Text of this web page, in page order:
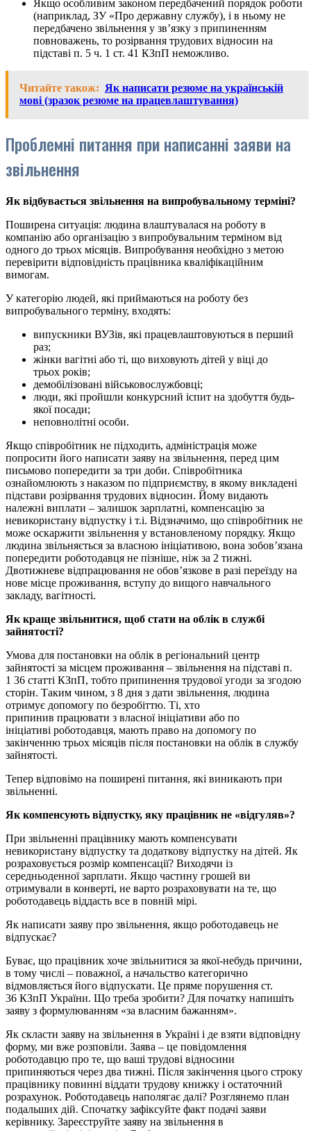
Якщо особливим законом передбачений порядок роботи
(наприклад, ЗУ «Про державну службу), і в ньому не
передбачено звільнення у зв’язку з припиненням
повноважень, то розірвання трудових відносин на
підставі п. 5 ч. 1 ст. 41 КЗпП неможливо.
Читайте також: Як написати резюме на українській
мові (зразок резюме на працевлаштування)
Проблемні питання при написанні заяви на
звільнення
Як відбувається звільнення на випробувальному терміні?
Поширена ситуація: людина влаштувалася на роботу в
компанію або організацію з випробувальним терміном від
одного до трьох місяців. Випробування необхідно з метою
перевірити відповідність працівника кваліфікаційним
вимогам.
У категорію людей, які приймаються на роботу без
випробувального терміну, входять:
випускники ВУЗів, які працевлаштовуються в перший
раз;
жінки вагітні або ті, що виховують дітей у віці до
трьох років;
демобілізовані військовослужбовці;
люди, які пройшли конкурсний іспит на здобуття будь-
якої посади;
неповнолітні особи.
Якщо співробітник не підходить, адміністрація може
попросити його написати заяву на звільнення, перед цим
письмово попередити за три доби. Співробітника
ознайомлюють з наказом по підприємству, в якому викладені
підстави розірвання трудових відносин. Йому видають
належні виплати – залишок зарплатні, компенсацію за
невикористану відпустку і т.і. Відзначимо, що співробітник не
може оскаржити звільнення у встановленому порядку. Якщо
людина звільняється за власною ініціативою, вона зобов’язана
попередити роботодавця не пізніше, ніж за 2 тижні.
Двотижневе відпрацювання не обов’язкове в разі переїзду на
нове місце проживання, вступу до вищого навчального
закладу, вагітності.
Як краще звільнитися, щоб стати на облік в службі
зайнятості?
Умова для постановки на облік в регіональний центр
зайнятості за місцем проживання – звільнення на підставі п.
1 36 статті КЗпП, тобто припинення трудової угоди за згодою
сторін. Таким чином, з 8 дня з дати звільнення, людина
отримує допомогу по безробіттю. Ті, хто
припинив працювати з власної ініціативи або по
ініціативі роботодавця, мають право на допомогу по
закінченню трьох місяців після постановки на облік в службу
зайнятості.
Тепер відповімо на поширені питання, які виникають при
звільненні.
Як компенсують відпустку, яку працівник не «відгуляв»?
При звільненні працівнику мають компенсувати
невикористану відпустку та додаткову відпустку на дітей. Як
розраховується розмір компенсації? Виходячи із
середньоденної зарплати. Якщо частину грошей ви
отримували в конверті, не варто розраховувати на те, що
роботодавець віддасть все в повній мірі.
Як написати заяву про звільнення, якщо роботодавець не
відпускає?
Буває, що працівник хоче звільнитися за якої-небудь причини,
в тому числі – поважної, а начальство категорично
відмовляється його відпускати. Це пряме порушення ст.
36 КЗпП України. Що треба зробити? Для початку напишіть
заяву з формулюванням «за власним бажанням».
Як скласти заяву на звільнення в Україні і де взяти відповідну
форму, ми вже розповіли. Заява – це повідомлення
роботодавцю про те, що ваші трудові відносини
припиняються через два тижні. Після закінчення цього строку
працівнику повинні віддати трудову книжку і остаточний
розрахунок. Роботодавець наполягає далі? Розглянемо план
подальших дій. Спочатку зафіксуйте факт подачі заяви
керівнику. Зареєструйте заяву на звільнення в